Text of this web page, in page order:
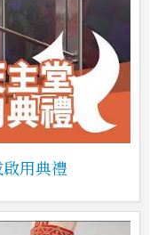
用典禮